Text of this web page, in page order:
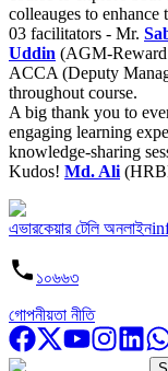
colleauges to enhance
03 facilitators - Mr.
Uddin (AGM-
ACCA (Deputy
throughout course.
A big thank you to
engaging learning
knowledge-sharing
Kudos! Md. Ali
এভারকেয়ার টেলি অনলাইন
১০৬৬৩
গোপনীয়তা নীতি